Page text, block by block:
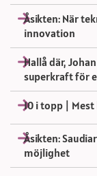
Åsikten: När
innovation
Hallå där,
superkraft för
10 i topp |
Åsikten:
möjlighet